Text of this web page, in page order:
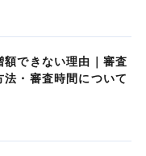
額できない理由｜審査
法・審査時間について